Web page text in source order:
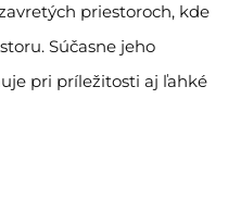
priestoroch, kde
Súčasne jeho
pri príležitosti aj ľahké